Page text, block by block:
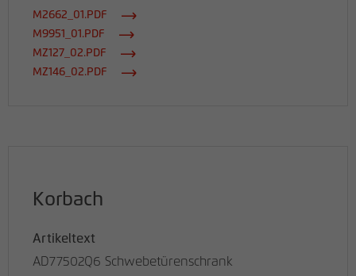
M2662_01.PDF
M9951_01.PDF
MZ127_02.PDF
MZ146_02.PDF
Korbach
Artikeltext
AD77502Q6 Schwebetürenschrank